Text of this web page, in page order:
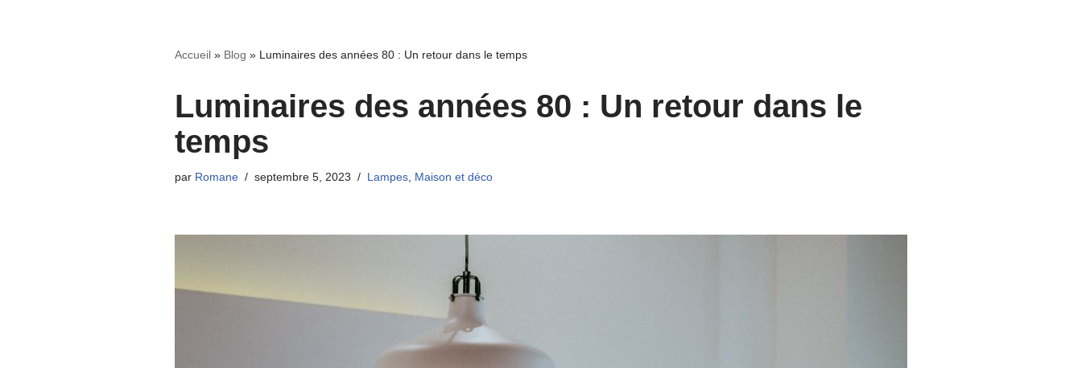
Accueil» Blog » Luminaires des années 80 : Un retour dans le temps
Luminaires des années 80 : Un retour dans le
temps
par Romane septembre 5, 2023 Lampes, Maison et déco